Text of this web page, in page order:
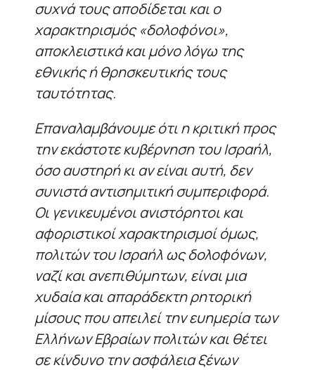
συχνά τους αποδίδεται και ο
χαρακτηρισμός «δολοφόνοι»,
αποκλειστικά και μόνο λόγω της
εθνικής ή θρησκευτικής τους
ταυτότητας.
Επαναλαμβάνουμε ότι η κριτική προς
την εκάστοτε κυβέρνηση του Ισραήλ,
όσο αυστηρή κι αν είναι αυτή, δεν
συνιστά αντισημιτική συμπεριφορά.
Οι γενικευμένοι ανιστόρητοι και
αφοριστικοί χαρακτηρισμοί όμως,
πολιτών του Ισραήλ ως δολοφόνων,
ναζί και ανεπιθύμητων, είναι μια
χυδαία και απαράδεκτη ρητορική
μίσους που απειλεί την ευημερία των
Ελλήνων Εβραίων πολιτών και θέτει
σε κίνδυνο την ασφάλεια ξένων